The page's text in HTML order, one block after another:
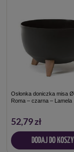
Osłonka doniczka misa
Roma – czarna – Lamela
52,79 zł
DODAJ DO